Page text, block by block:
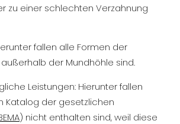
zu einer schlechten Verzahnung
fallen alle Formen der
der Mundhöhle sind.
Leistungen: Hierunter fallen
Katalog der gesetzlichen
) nicht enthalten sind, weil diese